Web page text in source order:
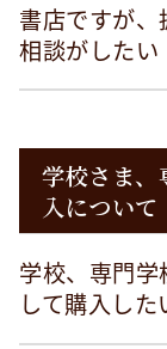
書店ですが
相談がしたい
学校さま、
入について
学校、専門
して購入した